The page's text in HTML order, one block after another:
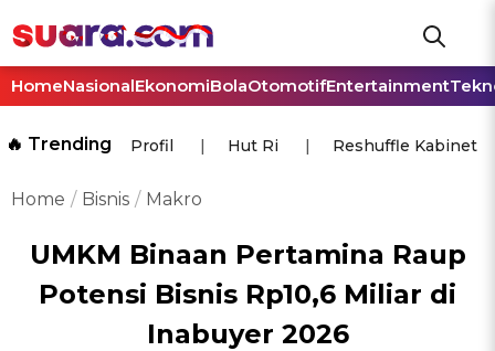
HomeNasionalEkonomiBolaOtomotifEntertainment
🔥 Trending Profil Hut Ri Reshuffle Kabinet
Home Bisnis Makro
UMKM Binaan Pertamina Raup
Potensi Bisnis Rp10,6 Miliar di
Inabuyer 2026